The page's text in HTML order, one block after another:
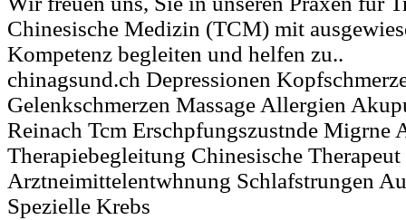
Chinesische Medizin (TCM) mit
Kompetenz begleiten und helfen zu..
chinagsund.ch Depressionen
Gelenkschmerzen Massage Allergien
Reinach Tcm Erschpfungszustnde Migrne
Therapiebegleitung Chinesische Therapeut
Arztneimittelentwhnung Schlafstrungen
Spezielle Krebs